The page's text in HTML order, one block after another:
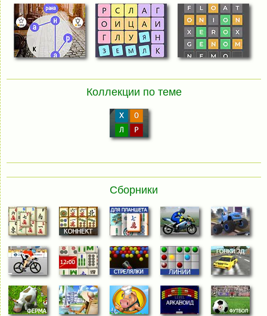
Коллекции по теме
Сборники